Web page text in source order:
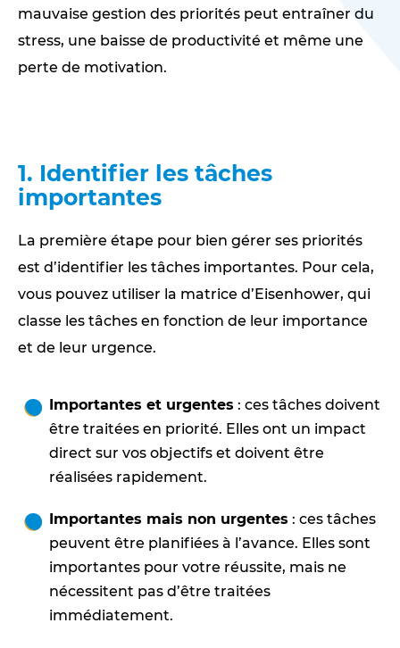
mauvaise gestion des priorités peut entraîner du
stress, une baisse de productivité et même une
perte de motivation.
1. Identifier les tâches
importantes
La première étape pour bien gérer ses priorités
est d’identifier les tâches importantes. Pour cela,
vous pouvez utiliser la matrice d’Eisenhower, qui
classe les tâches en fonction de leur importance
et de leur urgence.
Importantes et urgentes : ces tâches doivent
être traitées en priorité. Elles ont un impact
direct sur vos objectifs et doivent être
réalisées rapidement.
Importantes mais non urgentes : ces tâches
peuvent être planifiées à l’avance. Elles sont
importantes pour votre réussite, mais ne
nécessitent pas d’être traitées
immédiatement.